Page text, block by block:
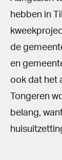
hebben in
de
en
ook dat het
Tongeren
belang,